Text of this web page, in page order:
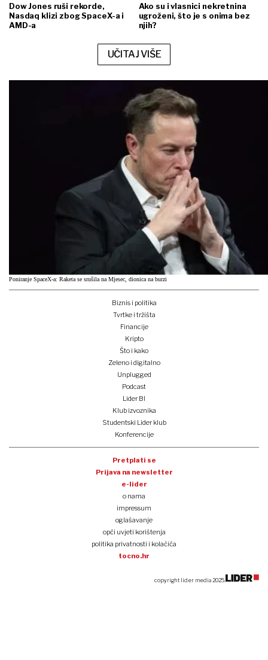
Dow Jones ruši rekorde,
Nasdaq klizi zbog SpaceX-a i
AMD-a
Ako su i vlasnici nekretnina
ugroženi, što je s onima bez
njih?
UČITAJ VIŠE
Poniranje SpaceX-a: Raketa se srušila na Mjesec, dionica na burzi
Biznis i politika
Tvrtke i tržišta
Financije
Kripto
Što i kako
Zeleno i digitalno
Unplugged
Podcast
Lider BI
Klub izvoznika
Studentski Lider klub
Konferencije
Pretplati se
Prijava na newsletter
e-lider
o nama
impressum
oglašavanje
opći uvjeti korištenja
politika privatnosti i kolačića
tocno.hr
copyright lider media 2025.